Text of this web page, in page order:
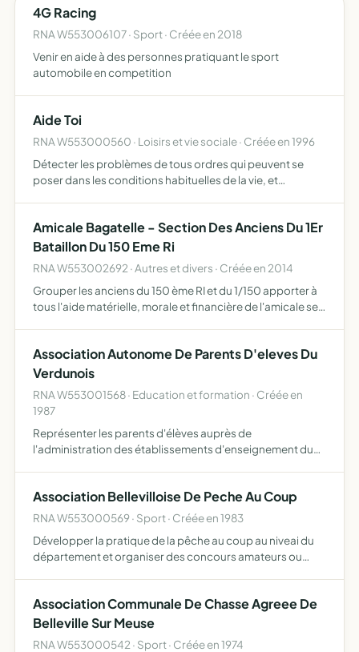
4G Racing
RNA W553006107 · Sport · Créée en 2018
Venir en aide à des personnes pratiquant le sport
automobile en competition
Aide Toi
RNA W553000560 · Loisirs et vie sociale · Créée en 1996
Détecter les problèmes de tous ordres qui peuvent se
poser dans les conditions habituelles de la vie, et
Amicale Bagatelle - Section Des Anciens Du 1Er
Bataillon Du 150 Eme Ri
RNA W553002692 · Autres et divers · Créée en 2014
Grouper les anciens du 150 ème RI et du 1/150 apporter à
tous l'aide matérielle, morale et financière de l'amicale se
Association Autonome De Parents D'eleves Du
Verdunois
RNA W553001568 · Education et formation · Créée en
1987
Représenter les parents d'élèves auprès de
l'administration des établissements d'enseignement du
avec les instances et…
Association Bellevilloise De Peche Au Coup
RNA W553000569 · Sport · Créée en 1983
Développer la pratique de la pêche au coup au niveai du
département et organiser des concours amateurs ou
Association Communale De Chasse Agreee De
Belleville Sur Meuse
RNA W553000542 · Sport · Créée en 1974